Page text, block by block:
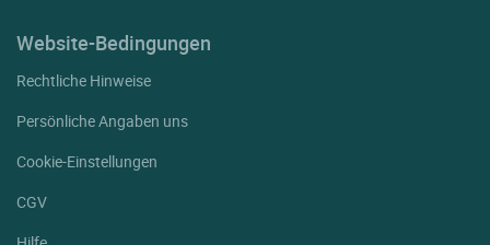
Website-Bedingungen
Rechtliche Hinweise
Persönliche Angaben uns
Cookie-Einstellungen
CGV